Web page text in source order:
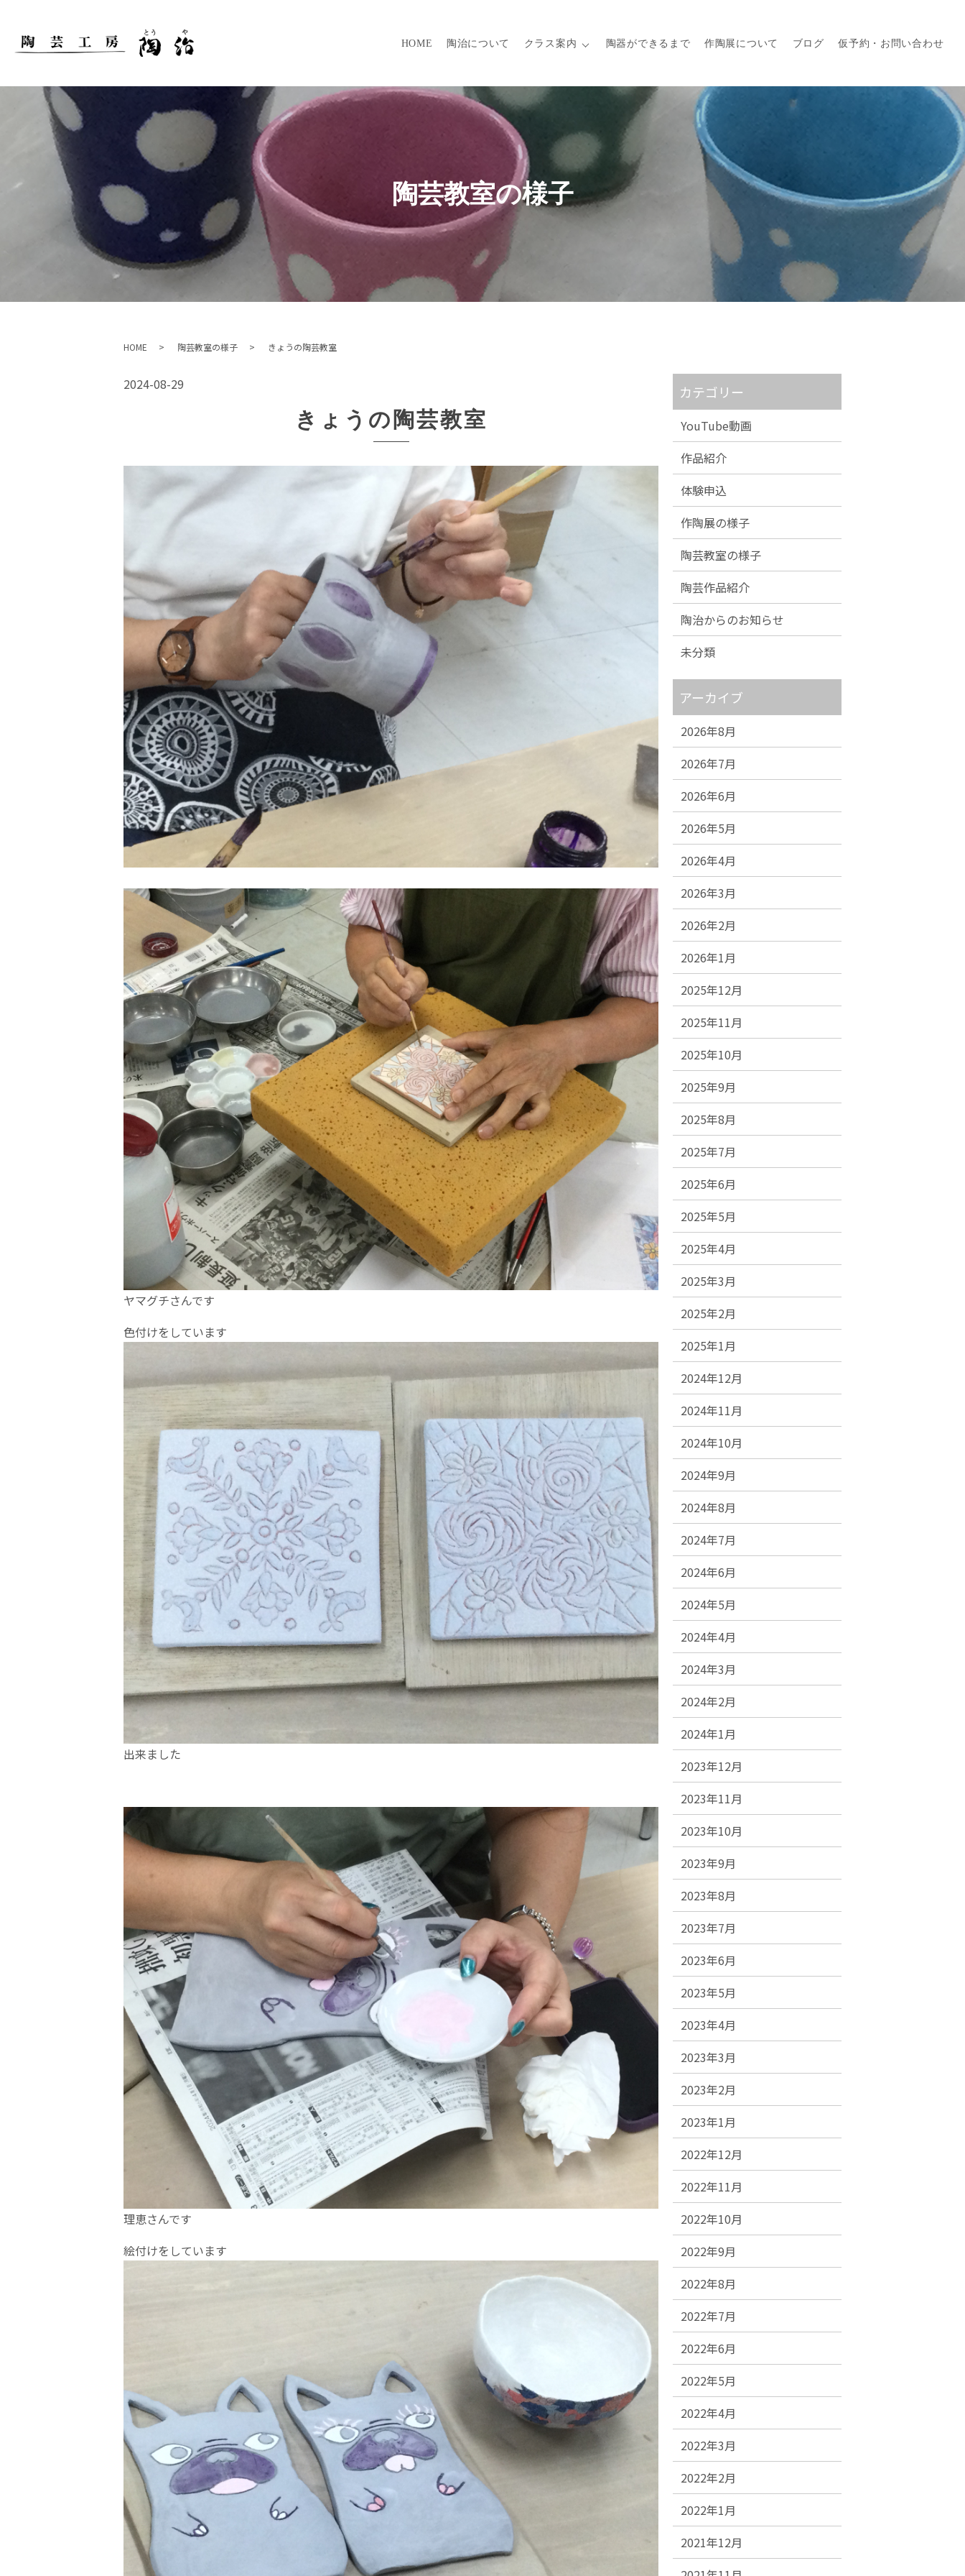
HOME 陶治について クラス案内 陶器ができるまで 作陶展について ブログ 仮予約・お問い合わせ
陶芸教室の様子
HOME 陶芸教室の様子 きょうの陶芸教室
2024-08-29
きょうの陶芸教室
ヤマグチさんです
色付けをしています
出来ました
理恵さんです
絵付けをしています
カテゴリー
YouTube動画
作品紹介
体験申込
作陶展の様子
陶芸教室の様子
陶芸作品紹介
陶治からのお知らせ
未分類
アーカイブ
2026年8月
2026年7月
2026年6月
2026年5月
2026年4月
2026年3月
2026年2月
2026年1月
2025年12月
2025年11月
2025年10月
2025年9月
2025年8月
2025年7月
2025年6月
2025年5月
2025年4月
2025年3月
2025年2月
2025年1月
2024年12月
2024年11月
2024年10月
2024年9月
2024年8月
2024年7月
2024年6月
2024年5月
2024年4月
2024年3月
2024年2月
2024年1月
2023年12月
2023年11月
2023年10月
2023年9月
2023年8月
2023年7月
2023年6月
2023年5月
2023年4月
2023年3月
2023年2月
2023年1月
2022年12月
2022年11月
2022年10月
2022年9月
2022年8月
2022年7月
2022年6月
2022年5月
2022年4月
2022年3月
2022年2月
2022年1月
2021年12月